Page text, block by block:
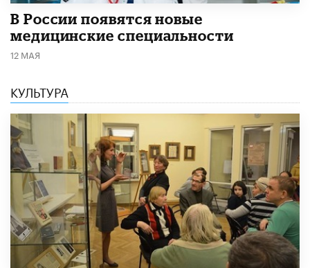
В России появятся новые
медицинские специальности
12 МАЯ
КУЛЬТУРА